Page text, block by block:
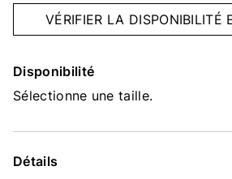
VÉRIFIER LA DISPONIBILITÉ
Disponibilité
Sélectionne une taille.
Détails